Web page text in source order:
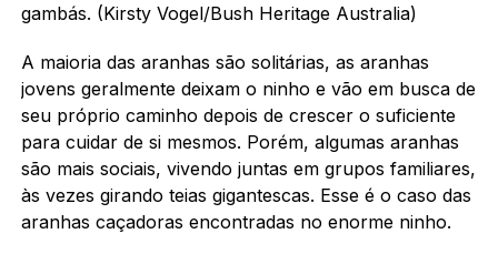
gambás. (Kirsty Vogel/Bush Heritage Australia)
A maioria das aranhas são solitárias, as aranhas
jovens geralmente deixam o ninho e vão em busca de
seu próprio caminho depois de crescer o suficiente
para cuidar de si mesmos. Porém, algumas aranhas
são mais sociais, vivendo juntas em grupos familiares,
às vezes girando teias gigantescas. Esse é o caso das
aranhas caçadoras encontradas no enorme ninho.